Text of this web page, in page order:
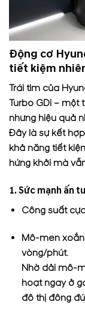
Động cơ
tiết kiệm
Trái tim của
Turbo GDi – một
nhưng hiệu quả
Đây là sự kết
khả năng tiết
hứng khởi mà
1. Sức mạnh ấn
Công suất
Mô-men
vòng/phút.
Nhờ dải mô-
hoạt ngay ở
đô thị đông